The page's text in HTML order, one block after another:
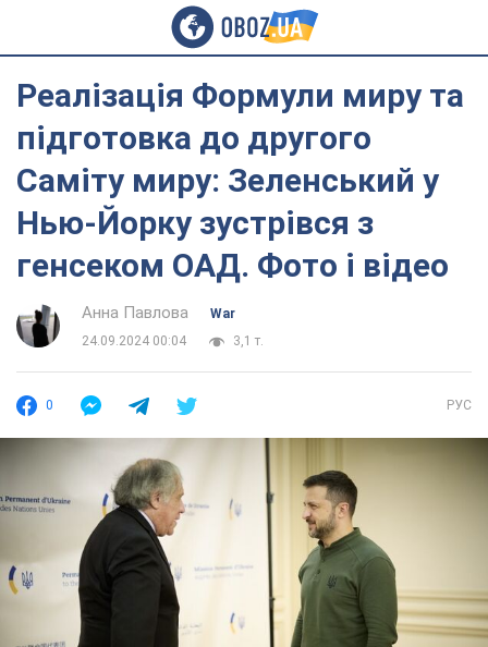
Реалізація Формули миру та
підготовка до другого
Саміту миру: Зеленський у
Нью-Йорку зустрівся з
генсеком ОАД. Фото і відео
Анна Павлова
War
24.09.2024 00:04
3,1 т.
0 РУС